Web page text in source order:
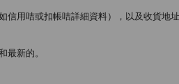
用咭或扣帳咭詳細資料），以及收貨地
新的。